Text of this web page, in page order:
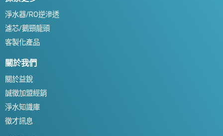
淨水器/RO逆滲透
濾芯/鵝頸龍頭
客製化產品
關於我們
關於益銳
誠徵加盟經銷
淨水知識庫
徵才訊息